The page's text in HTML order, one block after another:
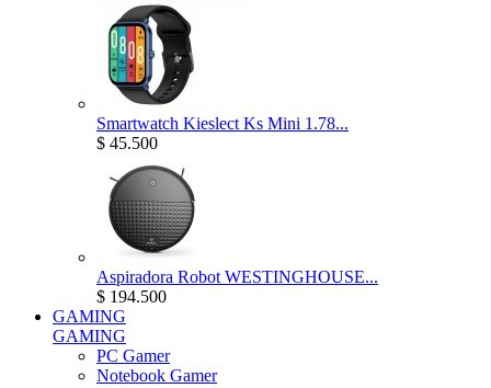
Smartwatch Kieslect Ks Mini 1.78...
$ 45.500
Aspiradora Robot WESTINGHOUSE...
$ 194.500
GAMING
GAMING
PC Gamer
Notebook Gamer